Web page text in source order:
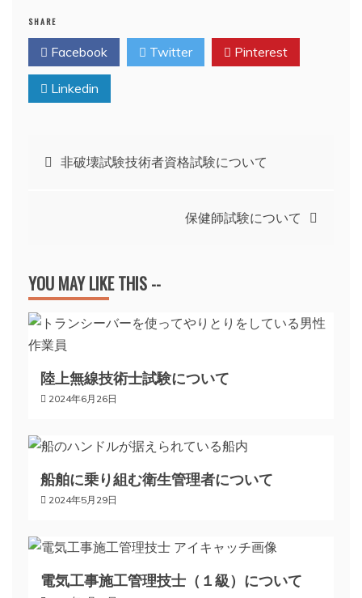
SHARE
Facebook Twitter Pinterest
Linkedin
投
ビ
ゲ
ー
ョ
ン
非破壊試験技術者資格試験について
保健師試験について
YOU MAY LIKE THIS --
陸上無線技術士試験について
2024年6月26日
船舶に乗り組む衛生管理者について
2024年5月29日
電気工事施工管理技士（１級）について